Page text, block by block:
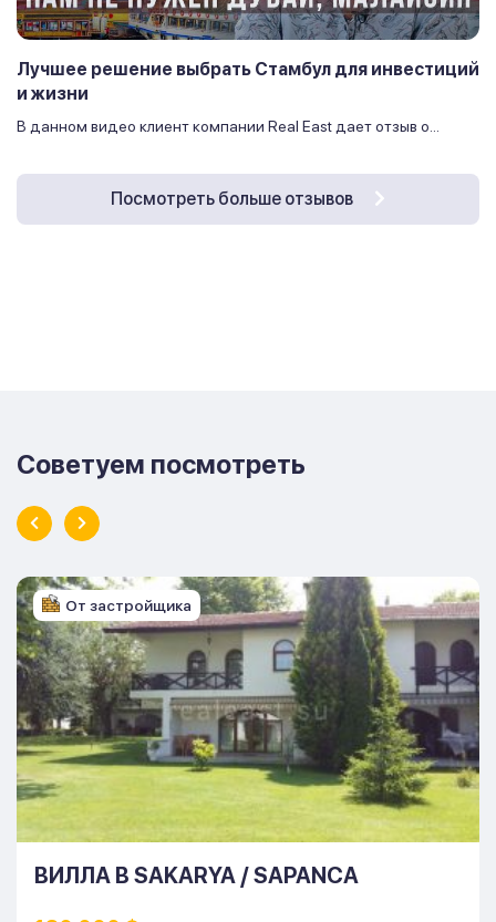
Лучшее решение выбрать Стамбул для инвестиций
и жизни
В данном видео клиент компании Real East дает отзыв о...
Посмотреть больше отзывов
Советуем посмотреть
От застройщика
ВИЛЛА В SAKARYA / SAPANCA